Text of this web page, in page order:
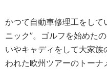
かつて自動車修理工をして
ニック”。ゴルフを始めた
いやキャディをして大家
われた欧州ツアーのトーナ